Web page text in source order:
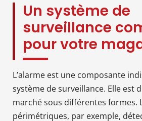
Un système de
surveillance
pour votre
L’alarme est une composante
système de surveillance. Elle est
marché sous différentes formes.
périmétriques, par exemple,